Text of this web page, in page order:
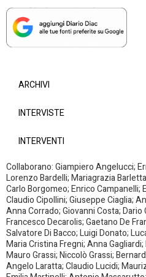
ARCHIVI
INTERVISTE
INTERVENTI
Collaborano: Giampiero Angelucci;
Lorenzo Bardelli; Mariagrazia
Carlo Borgomeo; Enrico Campanelli;
Claudio Cipollini; Giuseppe Ciaglia;
Anna Corrado; Giovanni Costa; Dario
Francesco Decarolis; Gaetano De
Salvatore Di Bacco; Luigi Donato;
Maria Cristina Fregni; Anna
Mauro Grassi; Niccolò Grassi;
Angelo Laratta; Claudio Lucidi;